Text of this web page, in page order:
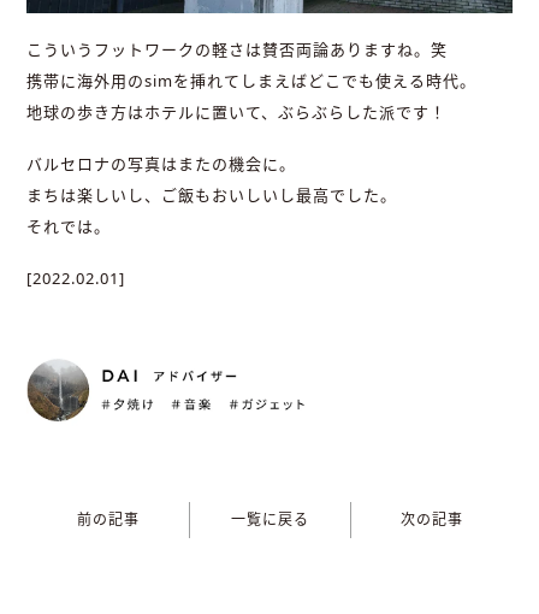
こういうフットワークの軽さは賛否両論ありますね。笑
携帯に海外用のsimを挿れてしまえばどこでも使える時代。
地球の歩き方はホテルに置いて、ぶらぶらした派です！
バルセロナの写真はまたの機会に。
まちは楽しいし、ご飯もおいしいし最高でした。
それでは。
[2022.02.01]
前の記事 一覧に戻る 次の記事